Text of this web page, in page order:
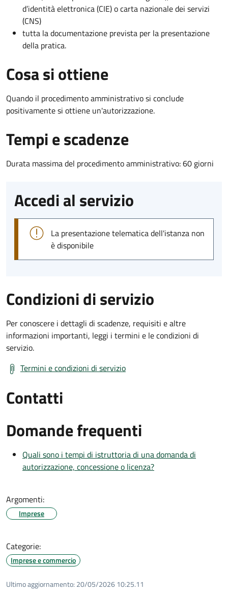
d’identità elettronica (CIE) o carta nazionale dei servizi
(CNS)
tutta la documentazione prevista per la presentazione
della pratica.
Cosa si ottiene
Quando il procedimento amministrativo si conclude
positivamente si ottiene un'autorizzazione.
Tempi e scadenze
Durata massima del procedimento amministrativo: 60 giorni
Accedi al servizio
La presentazione telematica dell'istanza non
è disponibile
Condizioni di servizio
Per conoscere i dettagli di scadenze, requisiti e altre
informazioni importanti, leggi i termini e le condizioni di
servizio.
Termini e condizioni di servizio
Contatti
Domande frequenti
Quali sono i tempi di istruttoria di una domanda di
autorizzazione, concessione o licenza?
Argomenti:
Imprese
Categorie:
Imprese e commercio
Ultimo aggiornamento: 20/05/2026 10:25.11